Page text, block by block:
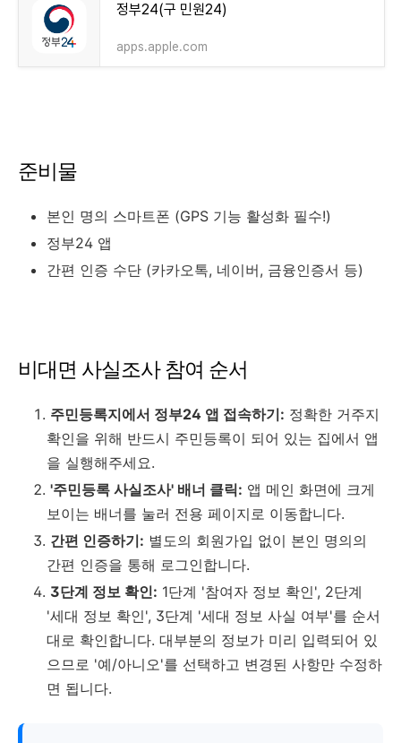
‎정부24(구 민원24)
apps.apple.com
준비물
본인 명의 스마트폰 (GPS 기능 활성화 필수!)
정부24 앱
간편 인증 수단 (카카오톡, 네이버, 금융인증서 등)
비대면 사실조사 참여 순서
주민등록지에서 정부24 앱 접속하기: 정확한 거주지
확인을 위해 반드시 주민등록이 되어 있는 집에서 앱
을 실행해주세요.
'주민등록 사실조사' 배너 클릭: 앱 메인 화면에 크게
보이는 배너를 눌러 전용 페이지로 이동합니다.
간편 인증하기: 별도의 회원가입 없이 본인 명의의
간편 인증을 통해 로그인합니다.
3단계 정보 확인: 1단계 '참여자 정보 확인', 2단계
'세대 정보 확인', 3단계 '세대 정보 사실 여부'를 순서
대로 확인합니다. 대부분의 정보가 미리 입력되어 있
으므로 '예/아니오'를 선택하고 변경된 사항만 수정하
면 됩니다.